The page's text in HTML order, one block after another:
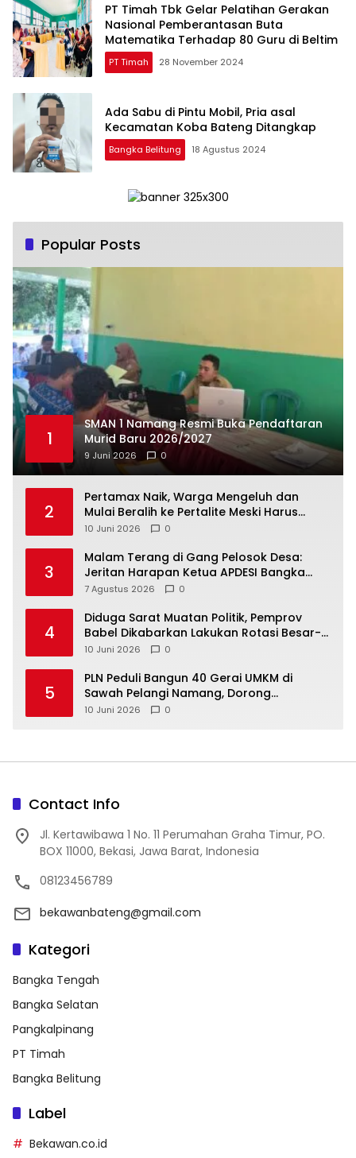
PT Timah Tbk Gelar Pelatihan Gerakan
Nasional Pemberantasan Buta
Matematika Terhadap 80 Guru di Beltim
PT Timah 28 November 2024
Ada Sabu di Pintu Mobil, Pria asal
Kecamatan Koba Bateng Ditangkap
Bangka Belitung 18 Agustus 2024
Popular Posts
1
SMAN 1 Namang Resmi Buka Pendaftaran
Murid Baru 2026/2027
9 Juni 2026 0
2
‎Pertamax Naik, Warga Mengeluh dan
Mulai Beralih ke Pertalite Meski Harus
10 Juni 2026 0
3
Malam Terang di Gang Pelosok Desa:
Jeritan Harapan Ketua APDESI Bangka
Tengah untuk PLN Babel
7 Agustus 2026 0
4
‎Diduga Sarat Muatan Politik, Pemprov
Babel Dikabarkan Lakukan Rotasi Besar-
10 Juni 2026 0
5
‎PLN Peduli Bangun 40 Gerai UMKM di
Sawah Pelangi Namang, Dorong
10 Juni 2026 0
Contact Info
Jl. Kertawibawa 1 No. 11 Perumahan Graha Timur, PO.
BOX 11000, Bekasi, Jawa Barat, Indonesia
08123456789
bekawanbateng@gmail.com
Kategori
Bangka Tengah
Bangka Selatan
Pangkalpinang
PT Timah
Bangka Belitung
Label
Bekawan.co.id